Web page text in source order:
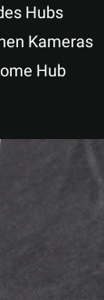
Hubs
Kameras
Hub